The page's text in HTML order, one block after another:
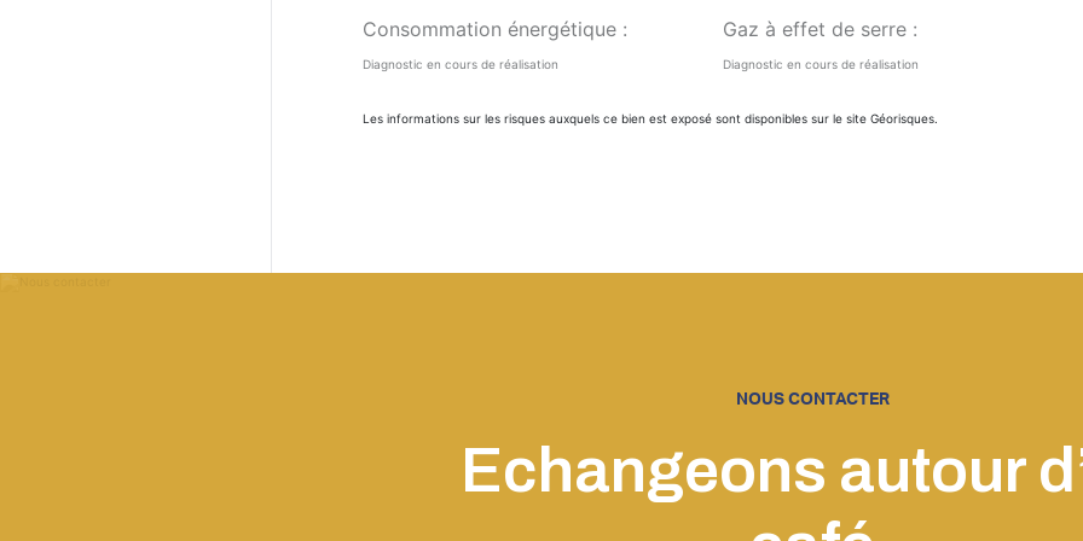
Consommation énergétique :
Diagnostic en cours de réalisation
Gaz à effet de serre :
Diagnostic en cours de réalisation
Les informations sur les risques auxquels ce bien est exposé sont disponibles sur le site Géorisques.
NOUS CONTACTER
Echangeons autour